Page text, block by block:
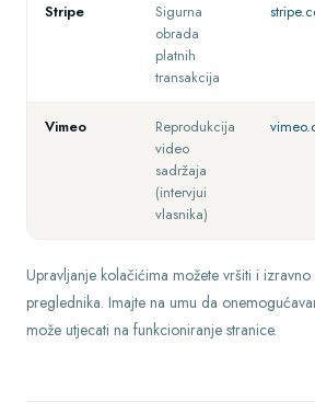
Stripe
Sigurna
obrada
platnih
transakcija
Vimeo
Reprodukcija
video
sadržaja
(intervjui
vlasnika)
Upravljanje kolačićima možete vršiti i izravno
preglednika. Imajte na umu da
može utjecati na funkcioniranje stranice.